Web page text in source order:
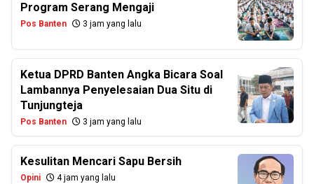
Program Serang Mengaji
Pos Banten 3 jam yang lalu
Ketua DPRD Banten Angka Bicara Soal
Lambannya Penyelesaian Dua Situ di
Tunjungteja
Pos Banten 3 jam yang lalu
Kesulitan Mencari Sapu Bersih
Opini 4 jam yang lalu